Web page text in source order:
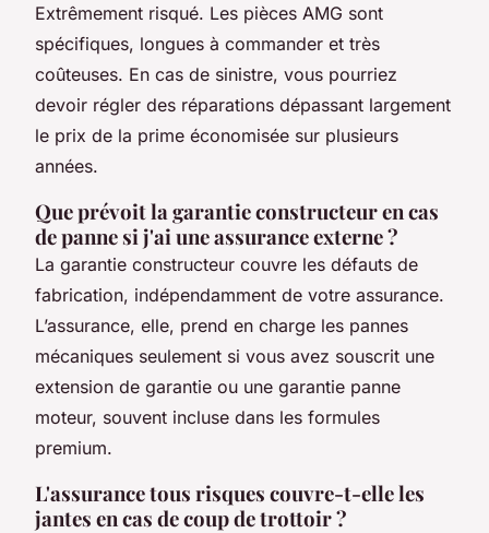
Extrêmement risqué. Les pièces AMG sont
spécifiques, longues à commander et très
coûteuses. En cas de sinistre, vous pourriez
devoir régler des réparations dépassant largement
le prix de la prime économisée sur plusieurs
années.
Que prévoit la garantie constructeur en cas
de panne si j'ai une assurance externe ?
La garantie constructeur couvre les défauts de
fabrication, indépendamment de votre assurance.
L’assurance, elle, prend en charge les pannes
mécaniques seulement si vous avez souscrit une
extension de garantie ou une garantie panne
moteur, souvent incluse dans les formules
premium.
L'assurance tous risques couvre-t-elle les
jantes en cas de coup de trottoir ?